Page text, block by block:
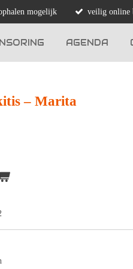
mogelijk veilig online
AGENDA
‎– Marita